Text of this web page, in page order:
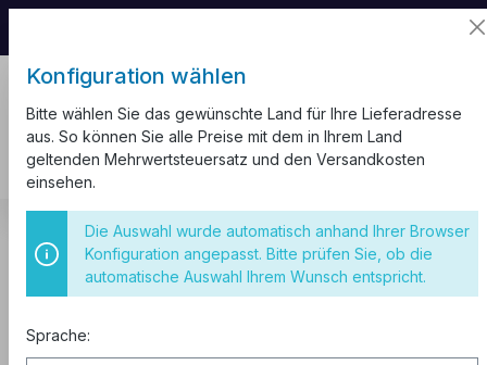
Kabel und Leitungen H07V-U
Aderleitung starr H07V-U 1,5 mm²
Konfiguration wählen
Bitte wählen Sie das gewünschte Land für Ihre Lieferadresse
aus. So können Sie alle Preise mit dem in Ihrem Land
geltenden Mehrwertsteuersatz und den Versandkosten
einsehen.
Die Auswahl wurde automatisch anhand Ihrer Browser
Konfiguration angepasst. Bitte prüfen Sie, ob die
automatische Auswahl Ihrem Wunsch entspricht.
Sprache: